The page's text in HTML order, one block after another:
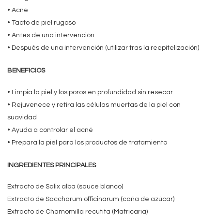
• Acné
• Tacto de piel rugoso
• Antes de una intervención
• Después de una intervención (utilizar tras la reepitelización)
BENEFICIOS
• Limpia la piel y los poros en profundidad sin resecar
• Rejuvenece y retira las células muertas de la piel con
suavidad
• Ayuda a controlar el acné
• Prepara la piel para los productos de tratamiento
INGREDIENTES PRINCIPALES
Extracto de Salix alba (sauce blanco)
Extracto de Saccharum officinarum (caña de azúcar)
Extracto de Chamomilla recutita (Matricaria)